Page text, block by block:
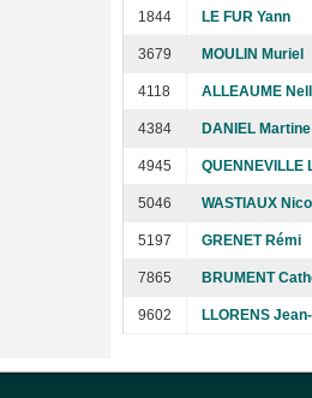
1844 LE FUR Yann
3679 MOULIN Muriel
4118 ALLEAUME
4384 DANIEL Martine
4945 QUENNEVILLE
5046 WASTIAUX
5197 GRENET Rémi
7865 BRUMENT
9602 LLORENS